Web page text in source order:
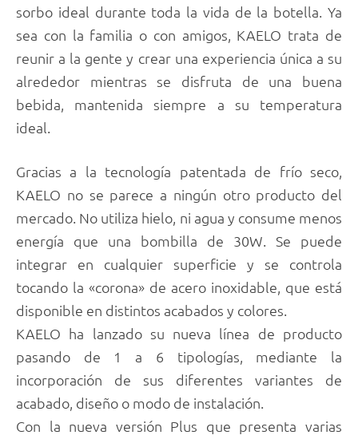
sorbo ideal durante toda la vida de la botella. Ya
sea con la familia o con amigos, KAELO trata de
reunir a la gente y crear una experiencia única a su
alrededor mientras se disfruta de una buena
bebida, mantenida siempre a su temperatura
ideal.
Gracias a la tecnología patentada de frío seco,
KAELO no se parece a ningún otro producto del
mercado. No utiliza hielo, ni agua y consume menos
energía que una bombilla de 30W. Se puede
integrar en cualquier superficie y se controla
tocando la «corona» de acero inoxidable, que está
disponible en distintos acabados y colores.
KAELO ha lanzado su nueva línea de producto
pasando de 1 a 6 tipologías, mediante la
incorporación de sus diferentes variantes de
acabado, diseño o modo de instalación.
Con la nueva versión Plus que presenta varias